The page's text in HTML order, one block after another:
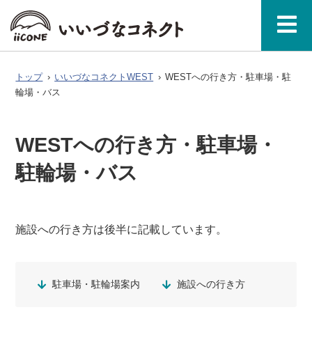
WEST
公式
料金
表・利
用規約
ア
ク
ス
いいづなコ
ネクトとは
お問い
合わせ
ト
ジ
ン
トップ › いいづなコネクトWEST › WESTへの行き方・駐車場・駐
輪場・バス
WESTへの行き方・駐車場・
駐輪場・バス
施設への行き方は後半に記載しています。
駐車場・駐輪場案内 施設への行き方